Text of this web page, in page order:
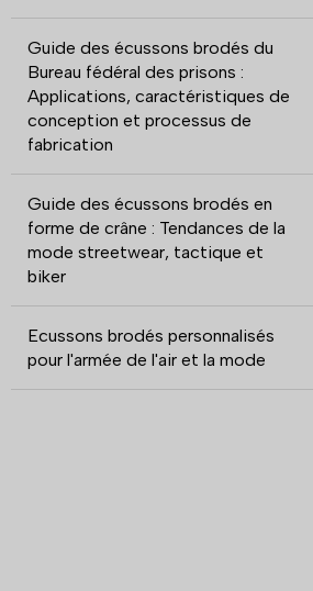
Guide des écussons brodés du
Bureau fédéral des prisons :
Applications, caractéristiques de
conception et processus de
fabrication
Guide des écussons brodés en
forme de crâne : Tendances de la
mode streetwear, tactique et
biker
Ecussons brodés personnalisés
pour l'armée de l'air et la mode